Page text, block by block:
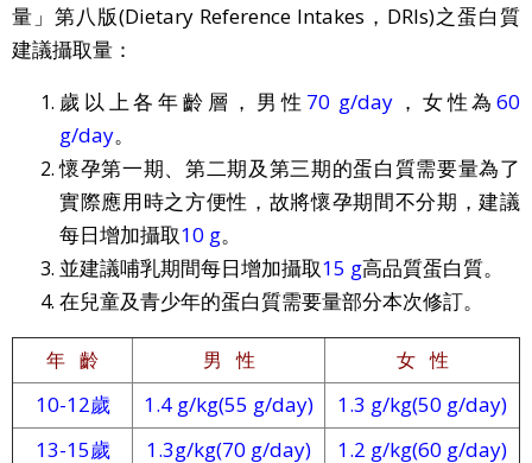
量」第八版(Dietary Reference Intakes，DRIs)之蛋白質
建議攝取量：
歲以上各年齡層，男性 70 g/day ，女性為 60
g/day。
懷孕第一期、第二期及第三期的蛋白質需要量為了
實際應用時之方便性，故將懷孕期間不分期，建議
每日增加攝取10 g。
並建議哺乳期間每日增加攝取15 g高品質蛋白質。
在兒童及青少年的蛋白質需要量部分本次修訂。
年 齡 男 性 女 性
10-12歲 1.4 g/kg(55 g/day)
1.3 g/kg(50 g/day)
13-15歲
1.3g/kg(70 g/day) 1.2 g/kg(60 g/day)